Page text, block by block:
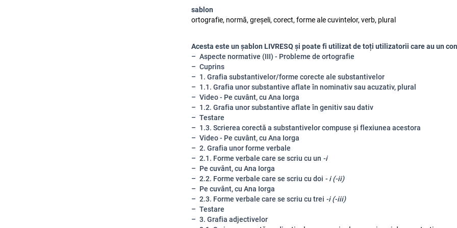
sablon
ortografie, normă, greșeli, corect, forme ale cuvintelor, verb, plural
Acesta este un șablon LIVRESQ și poate fi utilizat de toți utilizatorii care au un
Aspecte normative (III) - Probleme de ortografie
Cuprins
1. Grafia substantivelor/forme corecte ale substantivelor
1.1. Grafia unor substantive aflate în nominativ sau acuzativ, plural
Video - Pe cuvânt, cu Ana Iorga
1.2. Grafia unor substantive aflate în genitiv sau dativ
Testare
1.3. Scrierea corectă a substantivelor compuse și flexiunea acestora
Video - Pe cuvânt, cu Ana Iorga
2. Grafia unor forme verbale
2.1. Forme verbale care se scriu cu un -i
Pe cuvânt, cu Ana Iorga
2.2. Forme verbale care se scriu cu doi - i (-ii)
Pe cuvânt, cu Ana Iorga
2.3. Forme verbale care se scriu cu trei -i (-iii)
Testare
3. Grafia adjectivelor